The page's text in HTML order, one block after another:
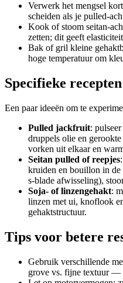
Verwerk het mengsel
scheiden als je pulled-
Kook of stoom seitan-
zetten; dit geeft
Bak of gril kleine
hoge temperatuur om
Specifieke
Een paar ideeën om te
Pulled jackfruit:
druppels olie en
vorken uit elkaar en
Seitan pulled of reepjes
kruiden en bouillon in
s-blade afwisseling),
Soja- of linzengehakt:
linzen met ui, knoflook
gehaktstructuur.
Tips voor betere
Gebruik verschillende
grove vs. fijne textuur —